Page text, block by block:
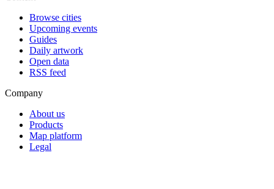
Browse cities
Upcoming events
Guides
Daily artwork
Open data
RSS feed
Company
About us
Products
Map platform
Legal